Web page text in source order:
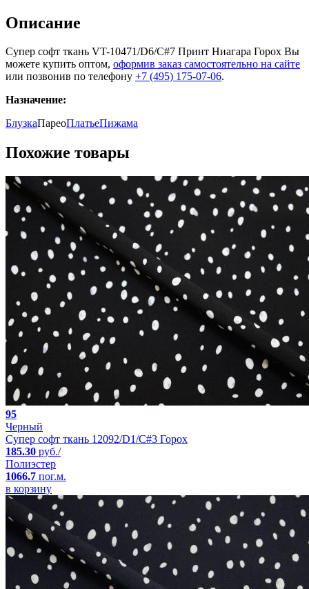
Описание
Супер софт ткань VT-10471/D6/C#7 Принт Ниагара Горох Вы
можете купить оптом, оформив заказ самостоятельно на сайте
или позвонив по телефону +7 (495) 175-07-06.
Назначение:
БлузкаПареоПлатьеПижама
Похожие товары
95
Черный
Супер софт ткань 12092/D1/C#3 Горох
185.30 руб./
Полиэстер
1066.7 пог.м.
в корзину